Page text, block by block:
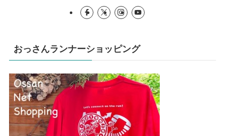
おっさんランナーショッピング